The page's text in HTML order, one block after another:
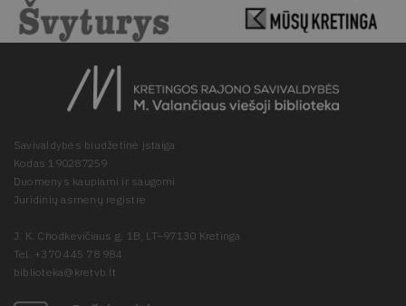
Savivaldybės biudžetinė įstaiga
Kodas 190287259
Duomenys kaupiami ir saugomi
Juridinių asmenų registre
J. K. Chodkevičiaus g. 1B, LT–97130 Kretinga
Tel. +370 445 78 984
biblioteka@kretvb.lt